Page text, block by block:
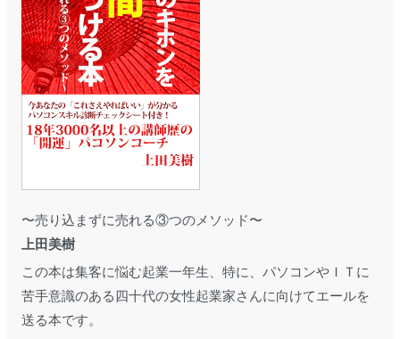
〜売り込まずに売れる③つのメソッド〜
上田美樹
この本は集客に悩む起業一年生、特に、パソコンやＩＴに
苦手意識のある四十代の女性起業家さんに向けてエールを
送る本です。